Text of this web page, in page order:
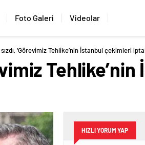
Foto Galeri Videolar
‘Görevimiz Tehlike’nin İstanbul çekimleri
HIZLI YORUM YAP